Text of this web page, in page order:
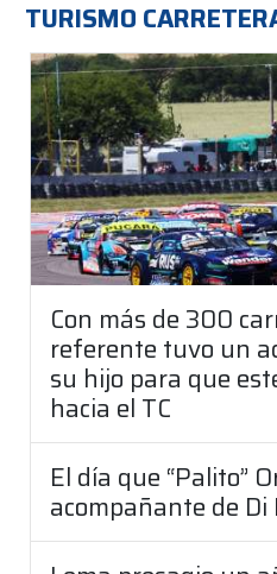
TURISMO
Con más de 300
referente tuvo un
su hijo para que
hacia el TC
El día que “Palito”
acompañante de Di